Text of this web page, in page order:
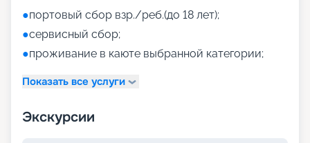
●портовый сбор взр./реб.(до 18 лет);
●сервисный сбор;
●проживание в каюте выбранной категории;
Показать все услуги
Экскурсии